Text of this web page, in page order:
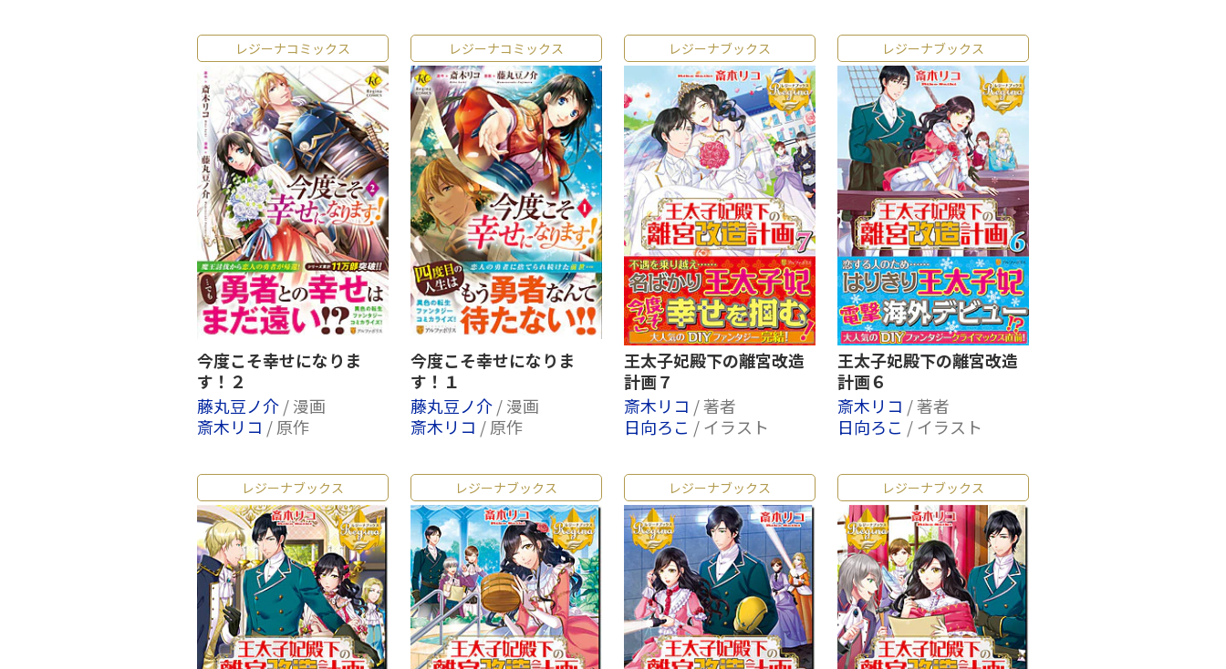
レジーナコミックス
今度こそ幸せになりま
す！２
藤丸豆ノ介/ 漫画
斎木リコ / 原作
レジーナコミックス
今度こそ幸せになりま
す！１
藤丸豆ノ介/ 漫画
斎木リコ / 原作
レジーナブックス
王太子妃殿下の離宮改造
計画７
斎木リコ / 著者
日向ろこ / イラスト
レジーナブックス
王太子妃殿下の離宮改造
計画６
斎木リコ / 著者
日向ろこ / イラスト
レジーナブックス レジーナブックス レジーナブックス レジーナブックス